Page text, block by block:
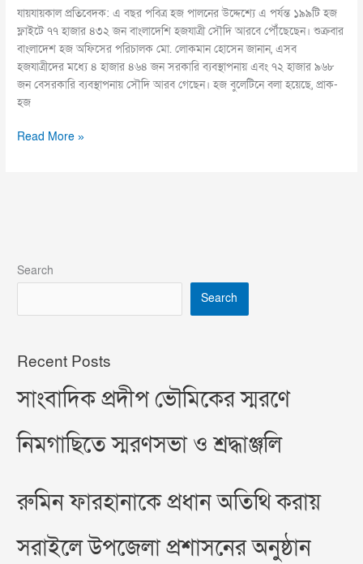
যায়যায়কাল প্রতিবেদক: এ বছর পবিত্র হজ পালনের উদ্দেশ্যে এ পর্যন্ত ১৯৯টি হজ
ফ্লাইটে ৭৭ হাজার ৪৩২ জন বাংলাদেশি হজযাত্রী সৌদি আরবে পৌঁছেছেন। শুক্রবার
বাংলাদেশ হজ অফিসের পরিচালক মো. লোকমান হোসেন জানান, এসব
হজযাত্রীদের মধ্যে ৪ হাজার ৪৬৪ জন সরকারি ব্যবস্থাপনায় এবং ৭২ হাজার ৯৬৮
জন বেসরকারি ব্যবস্থাপনায় সৌদি আরব গেছেন। হজ বুলেটিনে বলা হয়েছে, প্রাক-
হজ
Read More »
Search
Search
Recent Posts
সাংবাদিক প্রদীপ ভৌমিকের স্মরণে
নিমগাছিতে স্মরণসভা ও শ্রদ্ধাঞ্জলি
রুমিন ফারহানাকে প্রধান অতিথি করায়
সরাইলে উপজেলা প্রশাসনের অনুষ্ঠান